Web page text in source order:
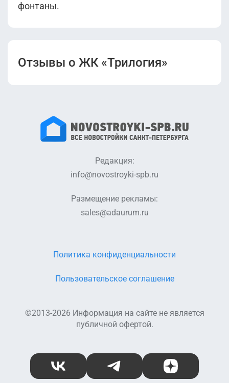
фонтаны.
Отзывы о ЖК «Трилогия»
Редакция:
info@novostroyki-spb.ru
Размещение рекламы:
sales@adaurum.ru
©2013-2026 Информация на сайте не является
публичной офертой.
Пользовательское соглашение
Политика конфиденциальности
ВКонтакте Telegram Дзен